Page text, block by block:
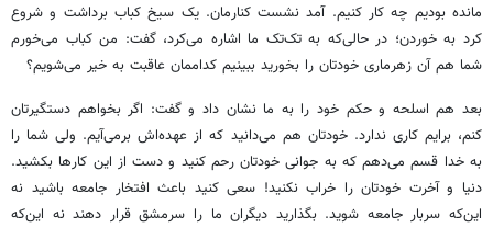
مانده بودیم چه کار کنیم. آمد نشست کنارمان. یک سیخ کباب برداشت و شروع
کرد به خوردن؛ در حالی‌که به تک‌تک ما اشاره می‌کرد، گفت: من کباب می‌خورم
شما هم آن زهرماری خودتان را بخورید ببینیم کداممان عاقبت به خیر می‌شویم؟
بعد هم اسلحه و حکم خود را به ما نشان داد و گفت: اگر بخواهم دستگیرتان
کنم، برایم کاری ندارد. خودتان هم می‌دانید که از عهده‌اش برمی‌آیم. ولی شما را
به خدا قسم می‌دهم که به جوانی خودتان رحم کنید و دست از این کارها بکشید.
دنیا و آخرت خودتان را خراب نکنید! سعی کنید باعث افتخار جامعه باشید نه
این‌که سربار جامعه شوید. بگذارید دیگران ما را سرمشق قرار دهند نه این‌که